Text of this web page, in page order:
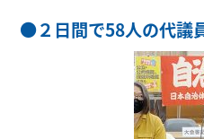
●２日間で58人の代議